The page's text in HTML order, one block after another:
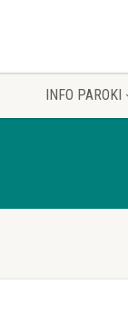
INFO PAROKI